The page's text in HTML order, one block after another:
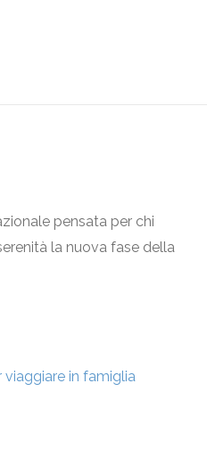
pensata per chi
la nuova fase della